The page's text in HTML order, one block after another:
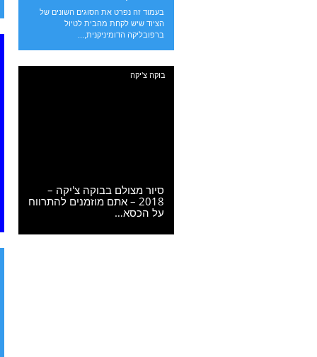
בעמוד זה נפרט את הסוגים השונים של
הציוד שיש לקחת מהבית לטיול
ברפובליקה הדומיניקנית,...
בוקה צ'יקה
סיור מצולם בבוקה צ'יקה –
2018 – אתם מוזמנים להתרווח
על הכסא…